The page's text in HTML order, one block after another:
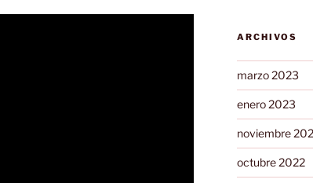
ARCHIVOS
marzo 2023
enero 2023
noviembre
octubre 2022